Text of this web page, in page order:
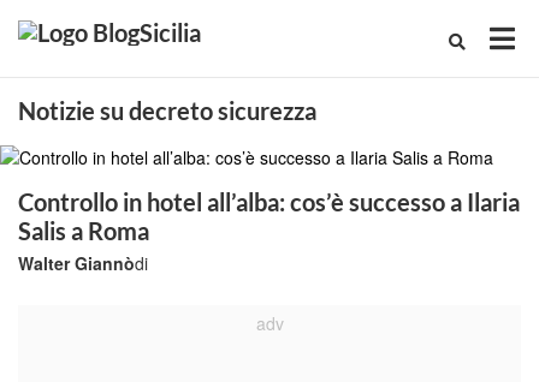
Notizie su decreto sicurezza
Controllo in hotel all’alba: cos’è successo a Ilaria
Salis a Roma
di
Walter Giannò